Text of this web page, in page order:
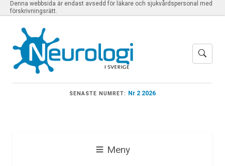
Denna webbsida är endast avsedd för läkare och sjukvårdspersonal med
förskrivningsrätt.
SENASTE NUMRET: Nr 2 2026
Meny